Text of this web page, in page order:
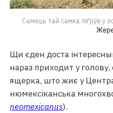
Щи єден доста
нараз приходит у
ящерка, што жиє у
нюмексіканська
neomexicanus).